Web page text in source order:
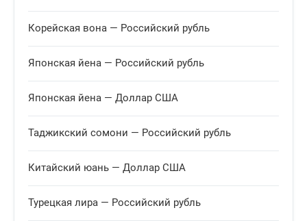
Японская йена
51.8204 +0.2083
Корейская вона — Российский рубль
Японская йена — Российский рубль
Японская йена — Доллар США
Таджикский сомони — Российский рубль
Китайский юань — Доллар США
Турецкая лира — Российский рубль